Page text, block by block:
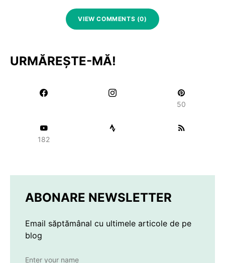
VIEW COMMENTS (0)
URMĂREȘTE-MĂ!
50
182
ABONARE NEWSLETTER
Email săptămânal cu ultimele articole de pe
blog